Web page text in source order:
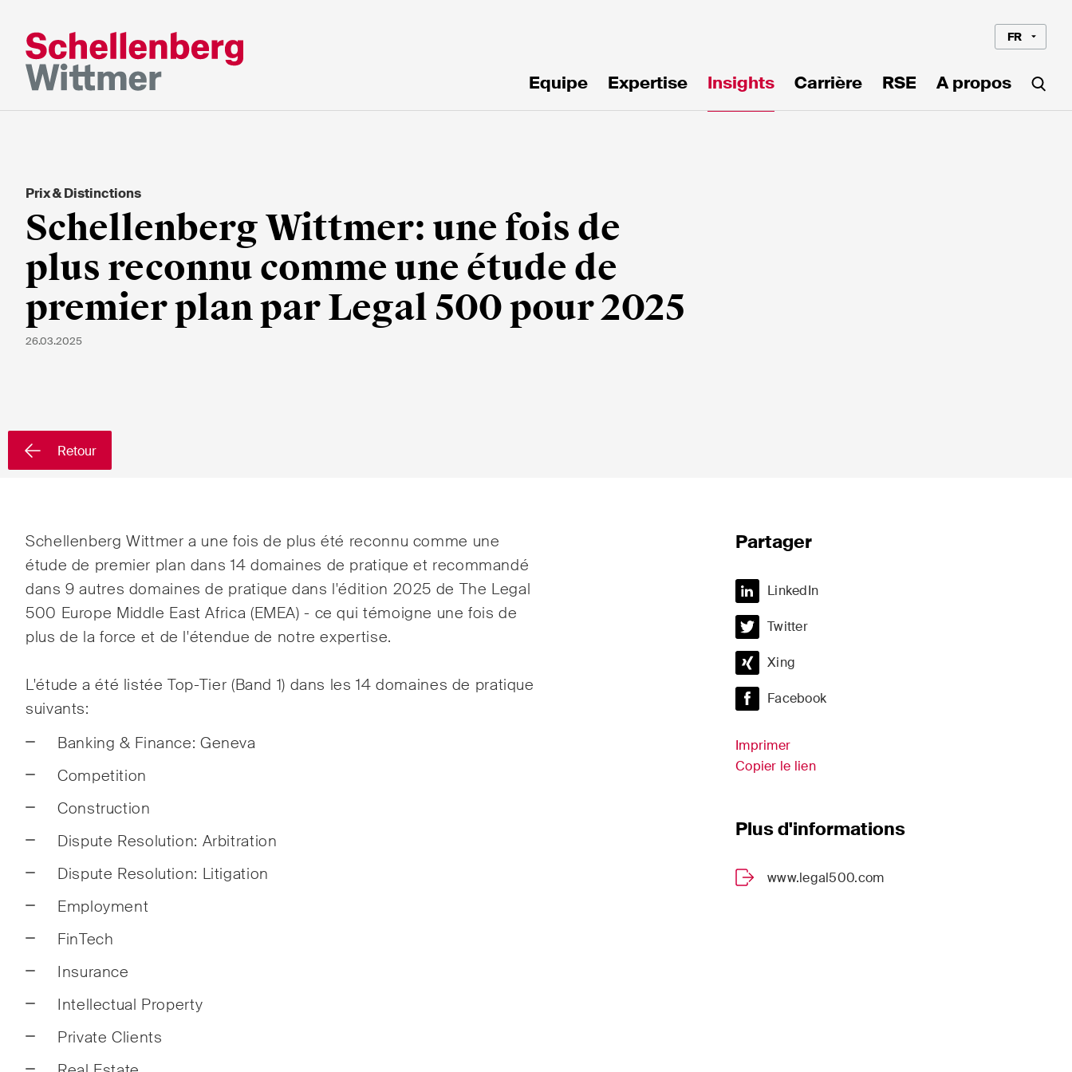
FR
Equipe Expertise Insights Carrière RSE A propos
Retour
Prix & Distinctions
Schellenberg Wittmer: une fois de
plus reconnu comme une étude de
premier plan par Legal 500 pour 2025
26.03.2025
Schellenberg Wittmer a une fois de plus été reconnu comme une
étude de premier plan dans 14 domaines de pratique et recommandé
dans 9 autres domaines de pratique dans l'édition 2025 de The Legal
500 Europe Middle East Africa (EMEA) - ce qui témoigne une fois de
plus de la force et de l'étendue de notre expertise.
L'étude a été listée Top-Tier (Band 1) dans les 14 domaines de pratique
suivants:
Banking & Finance: Geneva
Competition
Construction
Dispute Resolution: Arbitration
Dispute Resolution: Litigation
Employment
FinTech
Insurance
Intellectual Property
Private Clients
Partager
LinkedIn
Twitter
Xing
Facebook
Imprimer
Copier le lien
Plus d'informations
www.legal500.com
Restez à jour!
Mme
Prénom* Nom de famille* Email*
Newsletters & Newsflashes
Une sélection mensuelle de
sujets clés issus de nos
domaines d'activités, secteurs
et industries, ainsi que des
Newsflash sur l'actualité.
Arbitrage international
Clients privés
Commerce et transport
Contentieux
Droit administratif et marchés
divertissement / Droit du sport
Droit des sociétés & droit
commercial / Droit des fusions
Publications
Courriel mensuel contenant les
dernières mises à jour et les
du Tribunal fédéral suisse en